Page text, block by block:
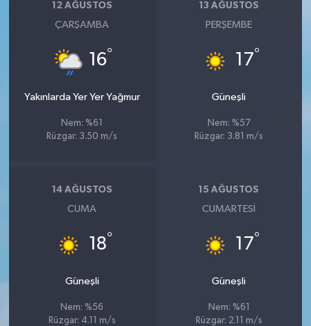
12 AĞUSTOS
ÇARŞAMBA
16°
Yakınlarda Yer Yer Yağmur
Nem: %61
Rüzgar: 3.50 m/s
13 AĞUSTOS
PERŞEMBE
17°
Güneşli
Nem: %57
Rüzgar: 3.81 m/s
14 AĞUSTOS
CUMA
18°
Güneşli
Nem: %56
Rüzgar: 4.11 m/s
15 AĞUSTOS
CUMARTESI
17°
Güneşli
Nem: %61
Rüzgar: 2.11 m/s